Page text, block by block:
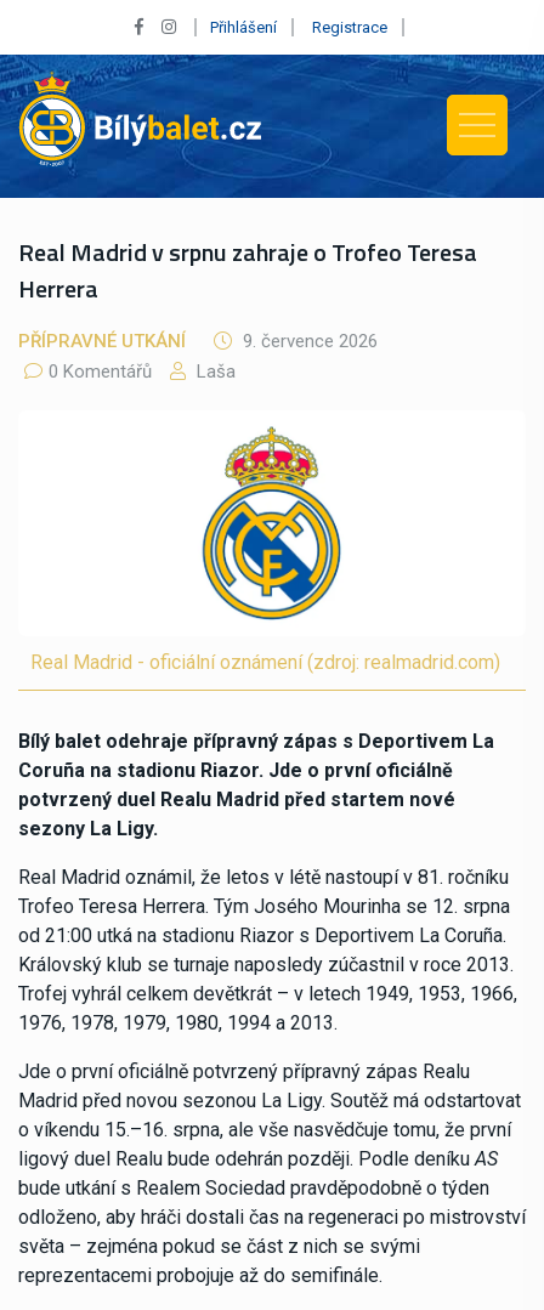
Přihlášení Registrace
Real Madrid v srpnu zahraje o Trofeo Teresa
Herrera
PŘÍPRAVNÉ UTKÁNÍ
9. července 2026
0 Komentářů
Laša
Real Madrid - oficiální oznámení (zdroj: realmadrid.com)
Bílý balet odehraje přípravný zápas s Deportivem La
Coruña na stadionu Riazor. Jde o první oficiálně
potvrzený duel Realu Madrid před startem nové
sezony La Ligy.
Real Madrid oznámil, že letos v létě nastoupí v 81. ročníku
Trofeo Teresa Herrera. Tým Josého Mourinha se 12. srpna
od 21:00 utká na stadionu Riazor s Deportivem La Coruña.
Královský klub se turnaje naposledy zúčastnil v roce 2013.
Trofej vyhrál celkem devětkrát – v letech 1949, 1953, 1966,
1976, 1978, 1979, 1980, 1994 a 2013.
Jde o první oficiálně potvrzený přípravný zápas Realu
Madrid před novou sezonou La Ligy. Soutěž má odstartovat
o víkendu 15.–16. srpna, ale vše nasvědčuje tomu, že první
ligový duel Realu bude odehrán později. Podle deníku AS
bude utkání s Realem Sociedad pravděpodobně o týden
odloženo, aby hráči dostali čas na regeneraci po mistrovství
světa – zejména pokud se část z nich se svými
reprezentacemi probojuje až do semifinále.